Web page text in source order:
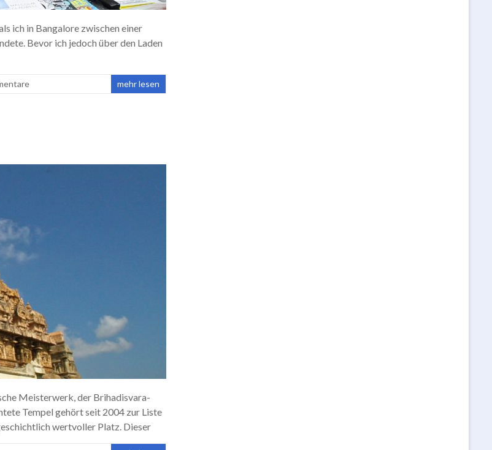
ich in Bangalore zwischen einer
Bevor ich jedoch über den Laden
mehr lesen
Meisterwerk, der Brihadisvara-
Tempel gehört seit 2004 zur Liste
wertvoller Platz. Dieser